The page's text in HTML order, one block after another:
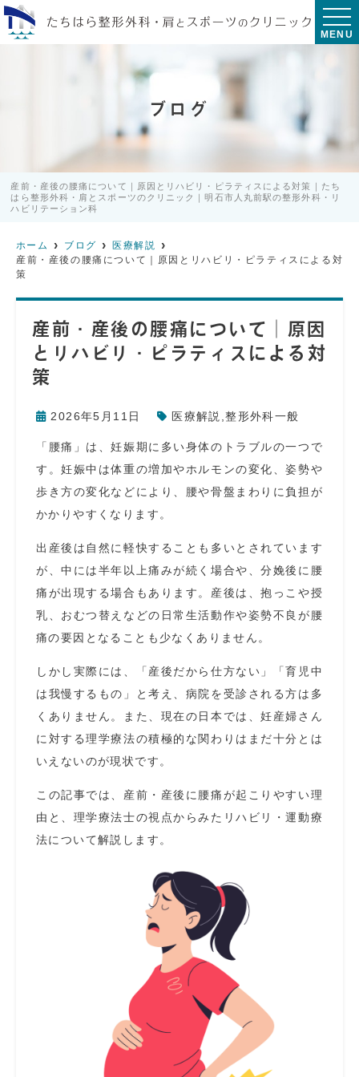
MENU
ブログ
産前・産後の腰痛について｜原因とリハビリ・ピラティスによる対策｜たち
はら整形外科・肩とスポーツのクリニック｜明石市人丸前駅の整形外科・リ
ハビリテーション科
ホーム ブログ
医療解説
産前・産後の腰痛について｜原因とリハビリ・ピラティスによる対
策
産前・産後の腰痛について｜原因
とリハビリ・ピラティスによる対
策
2026年5月11日 医療解説 ,整形外科一般
「腰痛」は、妊娠期に多い身体のトラブルの一つで
す。妊娠中は体重の増加やホルモンの変化、姿勢や
歩き方の変化などにより、腰や骨盤まわりに負担が
かかりやすくなります。
出産後は自然に軽快することも多いとされています
が、中には半年以上痛みが続く場合や、分娩後に腰
痛が出現する場合もあります。産後は、抱っこや授
乳、おむつ替えなどの日常生活動作や姿勢不良が腰
痛の要因となることも少なくありません。
しかし実際には、「産後だから仕方ない」「育児中
は我慢するもの」と考え、病院を受診される方は多
くありません。また、現在の日本では、妊産婦さん
に対する理学療法の積極的な関わりはまだ十分とは
いえないのが現状です。
この記事では、産前・産後に腰痛が起こりやすい理
由と、理学療法士の視点からみたリハビリ・運動療
法について解説します。